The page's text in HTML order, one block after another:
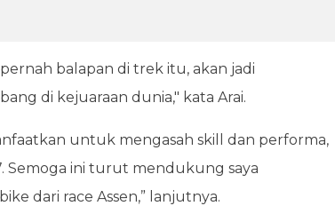
balapan di trek itu, akan jadi
di kejuaraan dunia," kata Arai.
untuk mengasah skill dan performa,
Semoga ini turut mendukung saya
dari race Assen,” lanjutnya.